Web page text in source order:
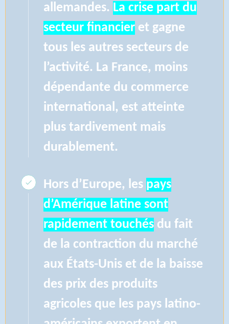
allemandes. La crise part du
secteur financier et gagne
tous les autres secteurs de
l’activité. La France, moins
dépendante du commerce
international, est atteinte
plus tardivement mais
durablement.
Hors d’Europe, les pays
d’Amérique latine sont
rapidement touchés du fait
de la contraction du marché
aux États-Unis et de la baisse
des prix des produits
agricoles que les pays latino-